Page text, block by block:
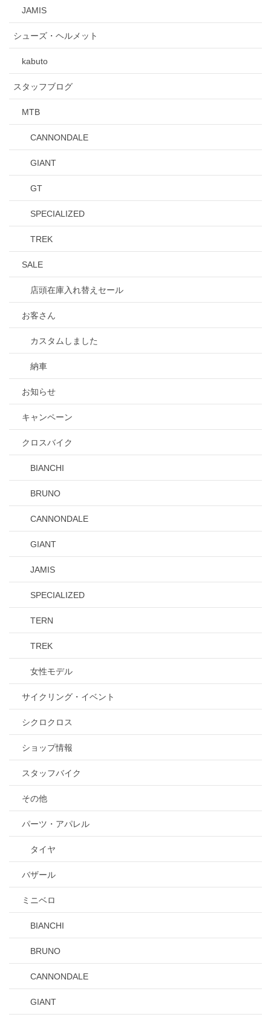
JAMIS
シューズ・ヘルメット
kabuto
スタッフブログ
MTB
CANNONDALE
GIANT
GT
SPECIALIZED
TREK
SALE
店頭在庫入れ替えセール
お客さん
カスタムしました
納車
お知らせ
キャンペーン
クロスバイク
BIANCHI
BRUNO
CANNONDALE
GIANT
JAMIS
SPECIALIZED
TERN
TREK
女性モデル
サイクリング・イベント
シクロクロス
ショップ情報
スタッフバイク
その他
パーツ・アパレル
タイヤ
バザール
ミニベロ
BIANCHI
BRUNO
CANNONDALE
GIANT